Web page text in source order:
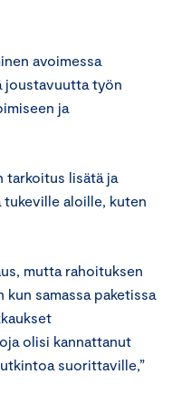
avoimessa
joustavuutta työn
ja
tarkoitus lisätä ja
aloille, kuten
mutta rahoituksen
samassa paketissa
olisi kannattanut
suorittaville,”